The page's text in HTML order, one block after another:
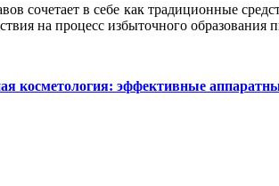
сочетает в себе как традиционные
на процесс избыточного образования
косметология: эффективные